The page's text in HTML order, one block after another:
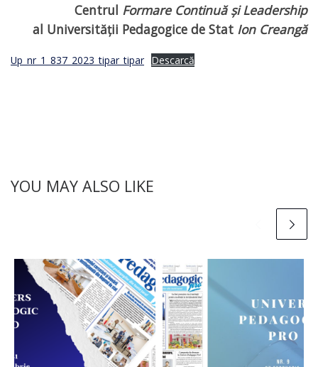
Centrul Formare Continuă și Leadership
al Universității Pedagogice de Stat Ion Creangă
Up_nr_1_837_2023_tipar_tipar Descarcă
YOU MAY ALSO LIKE